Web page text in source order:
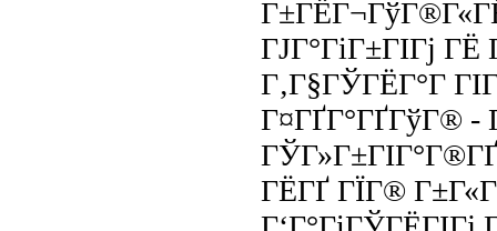
ГЈГ°ГіГ±ГІГј
Г‚Г§ГЎГЁГ°Г
Г¤ГҐГ°ГҐГўГ® -
ГЁГҐ ГЇГ®